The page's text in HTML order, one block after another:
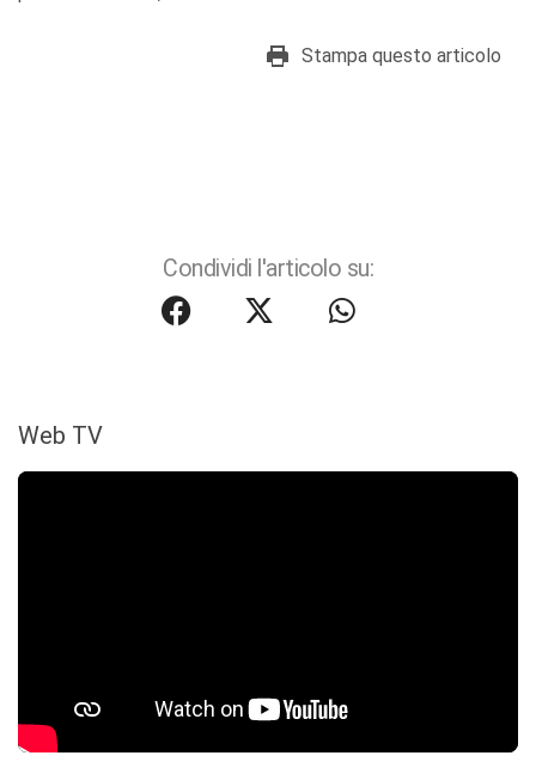
Stampa questo articolo
Condividi l'articolo su:
Web TV